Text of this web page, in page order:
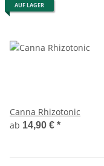
AUF LAGER
Canna Rhizotonic
ab 14,90 € *